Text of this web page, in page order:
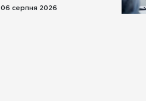
06 серпня 2026